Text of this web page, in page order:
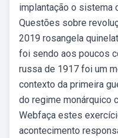
implantação o sistema
Questões sobre
2019 rosangela
foi sendo aos poucos
russa de 1917 foi um
contexto da primeira
do regime monárquico
Webfaça estes
acontecimento